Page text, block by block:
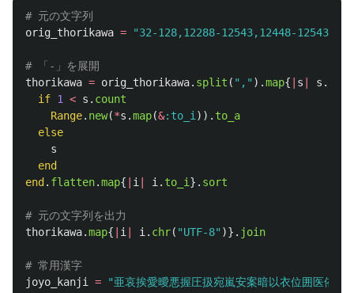
# 元の文字列
orig_thorikawa = "32-128,12288-12543,12448-
# 「-」を展開
thorikawa = orig_thorikawa. split ( "," ).map{ s s .
if 1 < s . count
Range. new(*s .map(&:to_i )). to_a
else
s
end
end . flatten.map{ i i . to_i }. sort
# 元の文字列を出力
thorikawa.map{ i i . chr( "UTF-8" )}. join
# 常用漢字
joyo_kanji
= "亜哀挨愛曖悪握圧扱宛嵐安案暗以衣位囲医依委